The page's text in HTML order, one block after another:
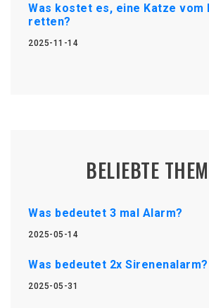
Was kostet es, eine Katze vom
retten?
2025-11-14
BELIEBTE
Was bedeutet 3 mal Alarm?
2025-05-14
Was bedeutet 2x Sirenenalarm?
2025-05-31